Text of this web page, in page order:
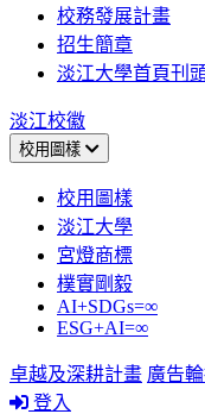
校務發展計畫
招生簡章
淡江大學首頁刊
淡江校徽
校用圖樣
校用圖樣
淡江大學
宮燈商標
樸實剛毅
AI+SDGs=∞
ESG+AI=∞
卓越及深耕計畫 廣告
登入